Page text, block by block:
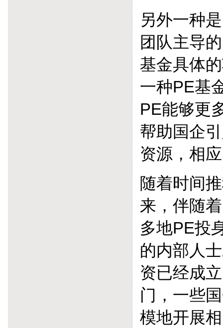
另外一种
团队主导
基金具体
一种PE基
PE能够更
帮助国企
资源，相
随着时间
来，伴随
多地PE投
的内部人
资已经成
门，一些
模地开展